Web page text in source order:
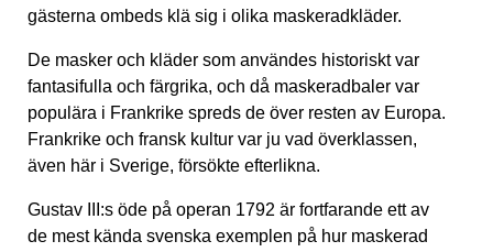
gästerna ombeds klä sig i olika maskeradkläder.
De masker och kläder som användes historiskt var
fantasifulla och färgrika, och då maskeradbaler var
populära i Frankrike spreds de över resten av Europa.
Frankrike och fransk kultur var ju vad överklassen,
även här i Sverige, försökte efterlikna.
Gustav III:s öde på operan 1792 är fortfarande ett av
de mest kända svenska exemplen på hur maskerad